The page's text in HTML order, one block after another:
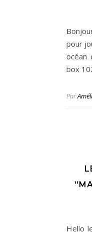
pour
océan
box
Par
Hello